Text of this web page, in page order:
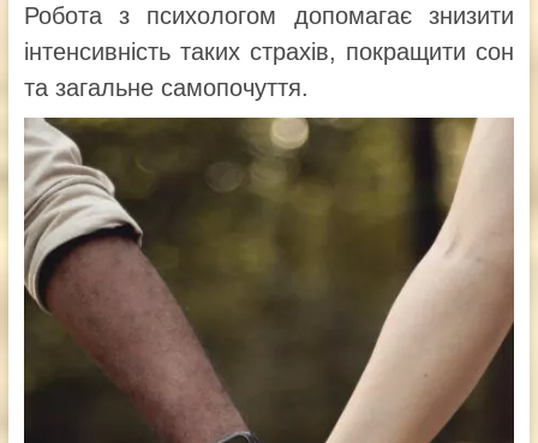
Робота з психологом допомагає знизити
інтенсивність таких страхів, покращити сон
та загальне самопочуття.